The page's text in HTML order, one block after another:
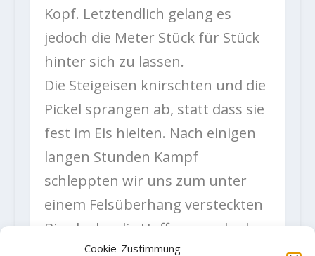
Cookie-Zustimmung
Kopf. Letztendlich gelang es
jedoch die Meter Stück für Stück
hinter sich zu lassen.
Die Steigeisen knirschten und die
Pickel sprangen ab, statt dass sie
fest im Eis hielten. Nach einigen
langen Stunden Kampf
schleppten wir uns zum unter
einem Felsüberhang versteckten
Biwak, das die Hoffnung gab, dass
fallende Steine und Schnee uns